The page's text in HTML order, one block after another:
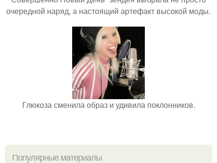
очередной наряд, а настоящий артефакт высокой моды.
Глюкоза сменила образ и удивила поклонников.
Популярные материалы